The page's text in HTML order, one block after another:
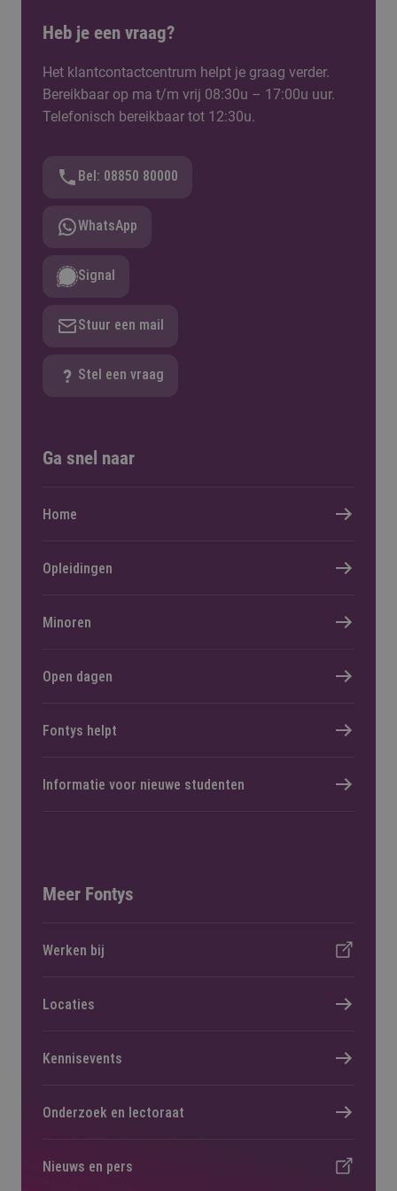
vakgebieden, zoals bijvoorbeeld ICT, techniek of
onderwijs. Je krijgt een helder overzicht van de
opleidingen en kunt daarna direct de open dag
bezoeken voor meer opleiding­specifieke
informatie.
Heb je een vraag?
Het klantcontactcentrum helpt je graag verder.
Bereikbaar op ma t/m vrij 08:30u – 17:00u uur.
Telefonisch bereikbaar tot 12:30u.
Bel: 08850 80000
WhatsApp
Signal
Stuur een mail
Stel een vraag
Ga snel naar
Home
Opleidingen
Minoren
Open dagen
Fontys helpt
Informatie voor nieuwe studenten
Meer Fontys
Werken bij
Locaties
Kennisevents
Onderzoek en lectoraat
Nieuws en pers